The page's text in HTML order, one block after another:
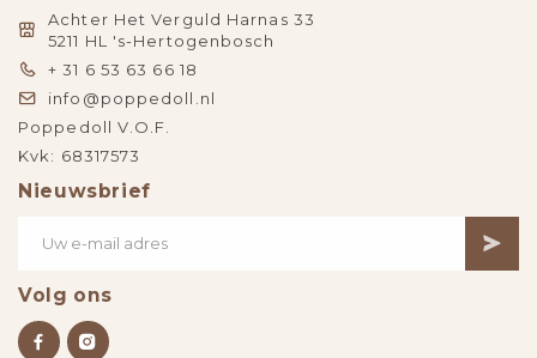
Achter Het Verguld Harnas 33
5211 HL 's-Hertogenbosch
+ 31 6 53 63 66 18
info@poppedoll.nl
Poppedoll V.O.F.
Kvk: 68317573
Nieuwsbrief
Volg ons